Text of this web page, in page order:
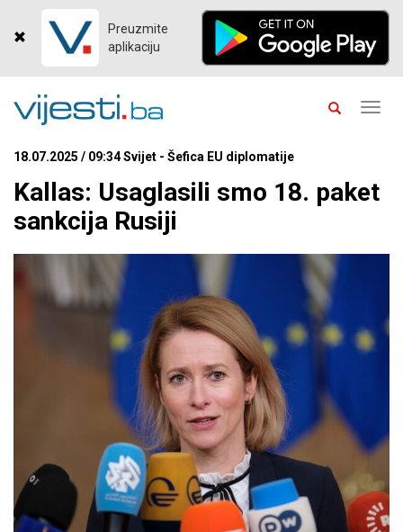
Preuzmite
aplikaciju
18.07.2025 / 09:34 Svijet - Šefica EU diplomatije
Kallas: Usaglasili smo 18. paket
sankcija Rusiji